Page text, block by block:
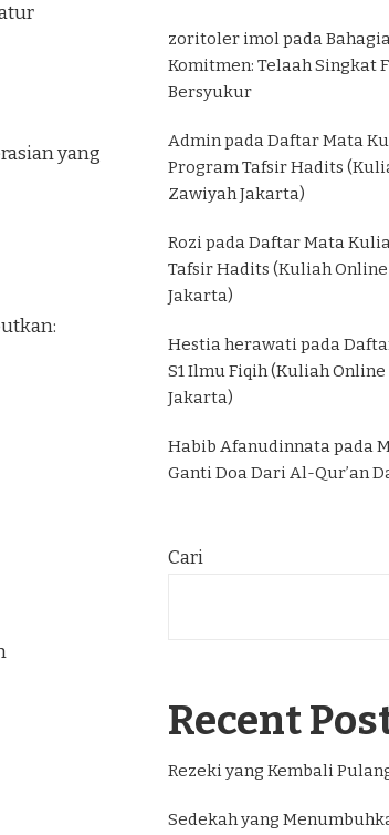
yang
zoritoler imolpada
Komitmen: Telaah Singkat
Bersyukur
AdminpadaDaftar Mata
Program Tafsir Hadits
Zawiyah Jakarta)
RozipadaDaftar Mata
Tafsir Hadits (Kuliah
Jakarta)
Hestia herawatipada
S1 Ilmu Fiqih (Kuliah
Jakarta)
Habib Afanudinnatapada
Ganti Doa Dari Al-Qur’an
Cari
Recent
Rezeki yang Kembali
Sedekah yang